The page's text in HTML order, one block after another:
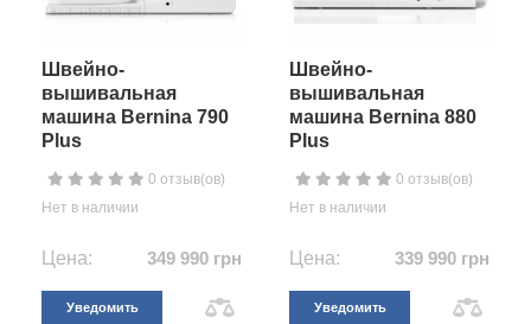
Швейно-
вышивальная
машина Bernina 790
Plus
0 отзыв(ов)
Нет в наличии
Цена: 349 990 грн
Уведомить
Швейно-
вышивальная
машина Bernina 880
Plus
0 отзыв(ов)
Нет в наличии
Цена: 339 990 грн
Уведомить